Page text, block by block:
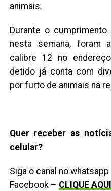
animais.
Durante o
nesta semana, foram
calibre 12 no
detido já conta com
por furto de animais na
Quer receber as
celular?
Siga o canal no whatsapp
Facebook – CLIQUE AQUI